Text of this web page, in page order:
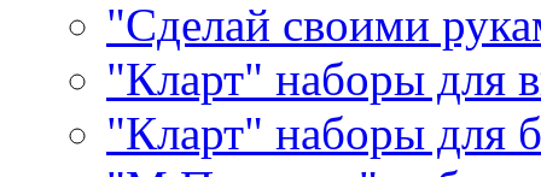
"Сделай своими
"Кларт" наборы для
"Кларт" наборы для